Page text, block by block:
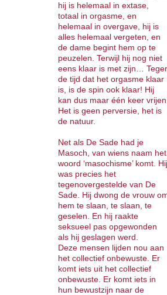
hij is helemaal in extase,
totaal in orgasme, en
helemaal in overgave, hij is
alles helemaal vergeten, en
de dame begint hem op te
peuzelen. Terwijl hij nog niet
eens klaar is met zijn…
de tijd dat het orgasme klaar
is, is de spin ook klaar! Hij
kan dus maar één keer
Het is geen perversie, het is
de natuur.
Net als De Sade had je
Masoch, van wiens naam het
woord ‘masochisme’ komt. Hij
was precies het
tegenovergestelde van De
Sade. Hij dwong de vrouw
hem te slaan, te slaan, te
geselen. En hij raakte
seksueel pas opgewonden
als hij geslagen werd.
Deze mensen lijden nou aan
het collectief onbewuste. Er
komt iets uit het collectief
onbewuste. Er komt iets in
hun bewustzijn naar de